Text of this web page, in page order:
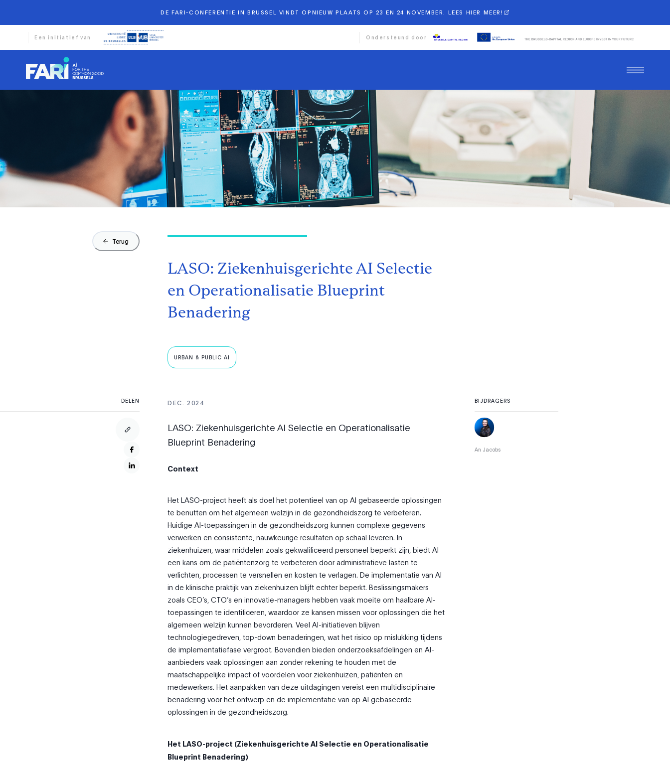
DE FARI-CONFERENTIE IN BRUSSEL VINDT OPNIEUW PLAATS OP 23 EN 24 NOVEMBER. LEES HIER MEER!
Een initiatief van Ondersteund door
Terug
LASO: Ziekenhuisgerichte AI Selectie
en Operationalisatie Blueprint
Benadering
URBAN & PUBLIC AI
DEC. 2024
LASO: Ziekenhuisgerichte AI Selectie en Operationalisatie
Blueprint Benadering
Context
Het LASO-project heeft als doel het potentieel van op AI gebaseerde oplossingen
te benutten om het algemeen welzijn in de gezondheidszorg te verbeteren.
Huidige AI-toepassingen in de gezondheidszorg kunnen complexe gegevens
verwerken en consistente, nauwkeurige resultaten op schaal leveren. In
ziekenhuizen, waar middelen zoals gekwalificeerd personeel beperkt zijn, biedt AI
een kans om de patiëntenzorg te verbeteren door administratieve lasten te
verlichten, processen te versnellen en kosten te verlagen. De implementatie van AI
in de klinische praktijk van ziekenhuizen blijft echter beperkt. Beslissingsmakers
zoals CEO’s, CTO’s en innovatie-managers hebben vaak moeite om haalbare AI-
toepassingen te identificeren, waardoor ze kansen missen voor oplossingen die het
algemeen welzijn kunnen bevorderen. Veel AI-initiatieven blijven
technologiegedreven, top-down benaderingen, wat het risico op mislukking tijdens
de implementatiefase vergroot. Bovendien bieden onderzoeksafdelingen en AI-
aanbieders vaak oplossingen aan zonder rekening te houden met de
maatschappelijke impact of voordelen voor ziekenhuizen, patiënten en
medewerkers. Het aanpakken van deze uitdagingen vereist een multidisciplinaire
benadering voor het ontwerp en de implementatie van op AI gebaseerde
oplossingen in de gezondheidszorg.
Het LASO-project (Ziekenhuisgerichte AI Selectie en Operationalisatie
Blueprint Benadering)
BIJDRAGERS
An Jacobs
DELEN